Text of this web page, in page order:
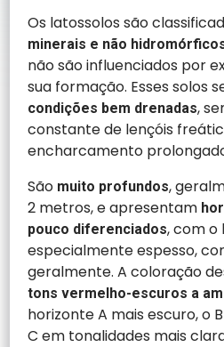
Os latossolos são
minerais e não
não são influenciados por
sua formação. Esses solos
condições bem drenadas,
constante de lençóis
encharcamento
São muito profundos,
2 metros, e apresentam
pouco diferenciados, com o
especialmente espesso,
geralmente. A coloração
tons vermelho-escuros a
horizonte A mais escuro, o
C em tonalidades mais